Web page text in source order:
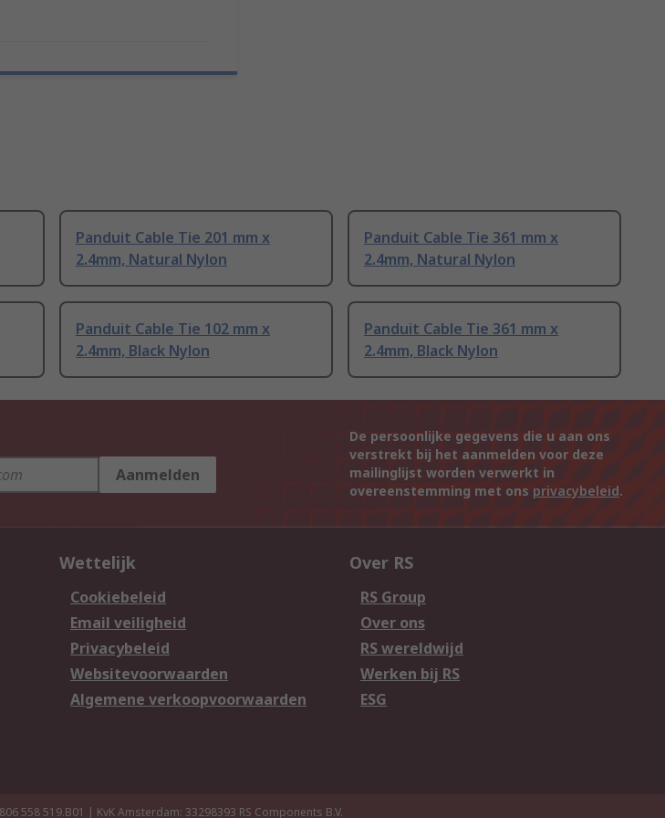
Panduit Cable Tie 201 mm x
2.4mm, Natural Nylon
Panduit Cable Tie 361 mm x
2.4mm, Natural Nylon
Panduit Cable Tie 102 mm x
2.4mm, Black Nylon
Panduit Cable Tie 361 mm x
2.4mm, Black Nylon
Aanmelden
De persoonlijke gegevens die u aan ons
verstrekt bij het aanmelden voor deze
mailinglijst worden verwerkt in
overeenstemming met ons privacybeleid.
Wettelijk
Cookiebeleid
Email veiligheid
Privacybeleid
Websitevoorwaarden
Algemene verkoopvoorwaarden
Over RS
RS Group
Over ons
RS wereldwijd
Werken bij RS
ESG
558 519.B01 | KvK Amsterdam: 33298393 RS Components B.V.